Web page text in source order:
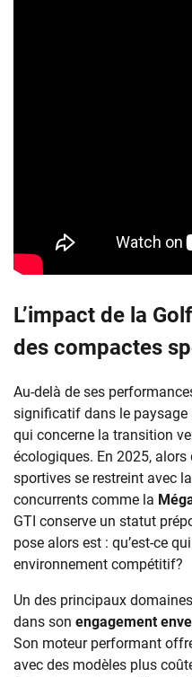
L’impact de la
des compactes
Au-delà de ses
significatif dans le
qui concerne la transition
écologiques. En 2025,
sportives se restreint avec
concurrents comme la
GTI conserve un statut
pose alors est : qu’est-ce
environnement compétitif?
Un des principaux
dans son engagement
Son moteur performant
avec des modèles plus